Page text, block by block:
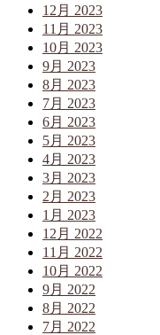
12月 2023
11月 2023
10月 2023
9月 2023
8月 2023
7月 2023
6月 2023
5月 2023
4月 2023
3月 2023
2月 2023
1月 2023
12月 2022
11月 2022
10月 2022
9月 2022
8月 2022
7月 2022